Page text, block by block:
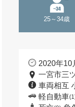
25～34歳
2020年10
一宮市三
車両相互
軽自動車